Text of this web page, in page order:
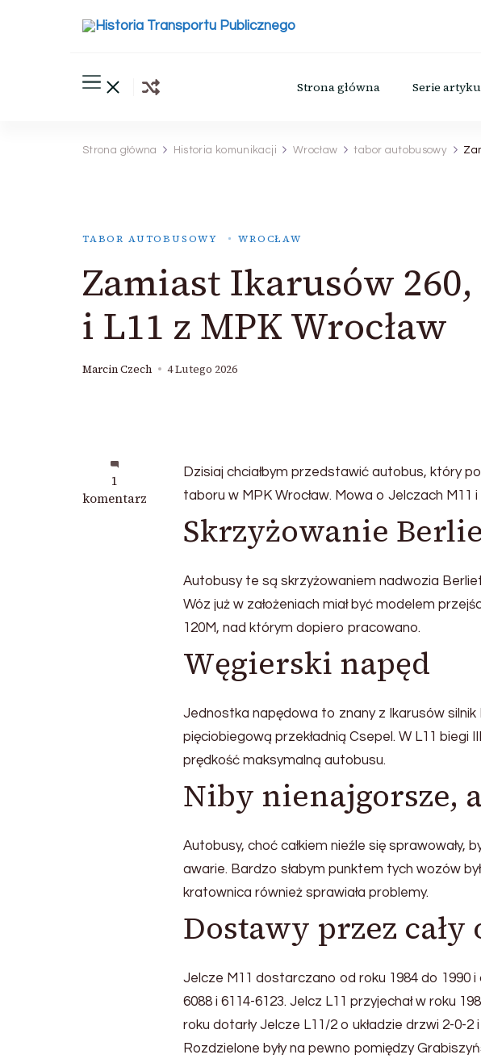
Strona główna Serie
Strona główna Historia komunikacji Wrocław tabor autobusowy
TABOR AUTOBUSOWY WROCŁAW
Zamiast Ikarusów
i L11 z MPK Wrocław
Marcin Czech 4 Lutego 2026
1
komentarz
do
Zamiast
Dzisiaj chciałbym przedstawić autobus, który
taboru w MPK Wrocław. Mowa o Jelczach M11
Skrzyżowanie
Autobusy te są skrzyżowaniem nadwozia
Wóz już w założeniach miał być modelem
120M, nad którym dopiero pracowano.
Węgierski napęd
Jednostka napędowa to znany z Ikarusów silnik
pięciobiegową przekładnią Csepel. W L11 biegi
prędkość maksymalną autobusu.
Niby nienajgorsze,
Autobusy, choć całkiem nieźle się
awarie. Bardzo słabym punktem tych wozów
kratownica również sprawiała problemy.
Dostawy przez
Jelcze M11 dostarczano od roku 1984 do 1990
6088 i 6114-6123. Jelcz L11 przyjechał w roku
roku dotarły Jelcze L11/2 o układzie drzwi 2-0-
Rozdzielone były na pewno pomiędzy